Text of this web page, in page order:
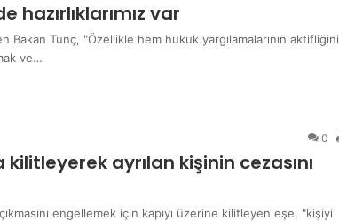
hazırlıklarımız var
Bakan Tunç, "Özellikle hem hukuk yargılamalarının aktifliğini
ve…
0
ayrılan kişinin cezasını
engellemek için kapıyı üzerine kilitleyen eşe, "kişiyi